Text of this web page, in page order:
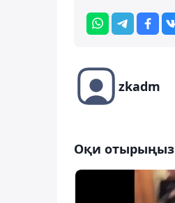
zkadm
Оқи отырыңыз